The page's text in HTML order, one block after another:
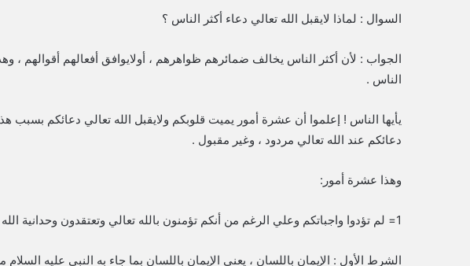
السوال : لماذا لايقبل الله تعالي دعاء أكثر الناس ؟
الجواب : لأن أكثر الناس يخالف ضمائرهم ظواهرهم ، أولايوافق أفعالهم أقوالهم ،
الناس .
يأيها الناس ! إعلموا أن عشرة أمور يميت قلوبكم ولايقبل الله تعالي دعائكم
دعائكم عند الله تعالي مردود ، وغير مقبول .
وهذا عشرة أمور:
1= لم تؤدوا واجباتكم وعلي الرغم من أنكم تؤمنون بالله تعالي وتعتقدون وحدانية الله تعالي . لأن شروط الإيمان الثلاثة
الشرط الأول : الإيمان باللسان ، يعني الإيمان باللسان بما جاء به النبي عليه